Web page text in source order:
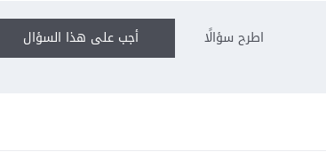
أجب على هذا السؤال اطرح سؤالًا